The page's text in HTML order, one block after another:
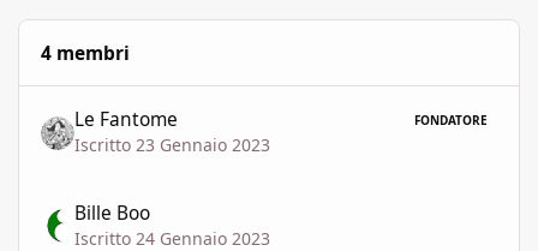
4 membri
Le Fantome FONDATORE
Iscritto 23 Gennaio 2023
Bille Boo
Iscritto 24 Gennaio 2023